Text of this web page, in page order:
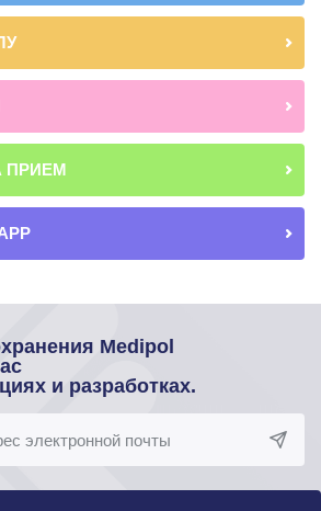
ПРИЕМ
Medipol
и разработках.